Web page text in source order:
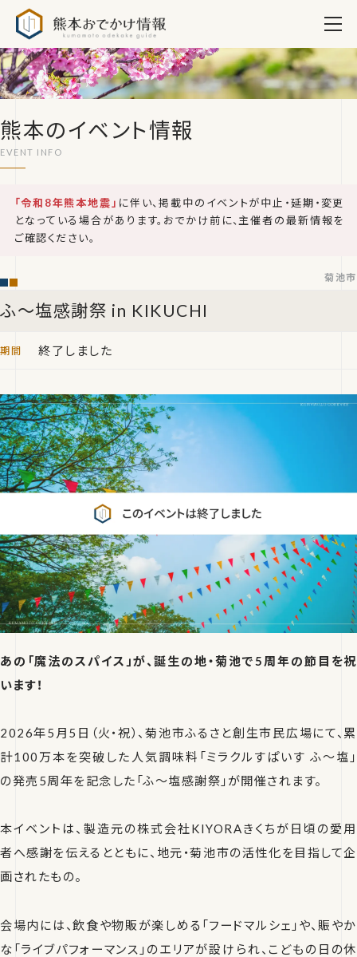
熊本のイベント情報
「令和8年熊本地震」 に伴い、掲載中のイベントが中止・延期・変更
となっている場合があります。おでかけ前に、主催者の最新情報を
ご確認ください。
ふ～塩感謝祭 in KIKUCHI
菊池市
終了しました
あの「魔法のスパイス」が、誕生の地・菊池で5周年の節目を祝
います！
2026年5月5日（火・祝）、菊池市ふるさと創生市民広場にて、累
計100万本を突破した人気調味料「ミラクルすぱいす ふ～塩」
の発売5周年を記念した「ふ～塩感謝祭」が開催されます。
本イベントは、製造元の株式会社KIYORAきくちが日頃の愛用
者へ感謝を伝えるとともに、地元・菊池市の活性化を目指して企
画されたもの。
会場内には、飲食や物販が楽しめる「フードマルシェ」や、賑やか
な「ライブパフォーマンス」のエリアが設けられ、こどもの日の休